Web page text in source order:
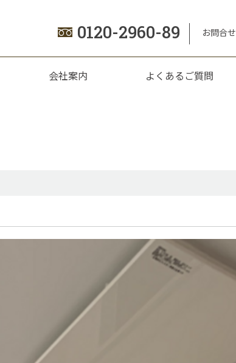
0120-2960-89 お問合せ
会社案内 よくあるご質問